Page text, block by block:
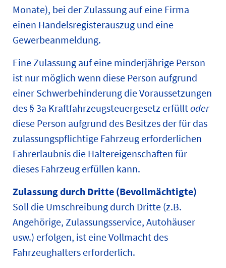
Monate), bei der Zulassung auf eine Firma
einen Handelsregisterauszug und eine
Gewerbeanmeldung.
Eine Zulassung auf eine minderjährige Person
ist nur möglich wenn diese Person aufgrund
einer Schwerbehinderung die Voraussetzungen
des § 3a Kraftfahrzeugsteuergesetz erfülltoder
diese Person aufgrund des Besitzes der für das
zulassungspflichtige Fahrzeug erforderlichen
Fahrerlaubnis die Haltereigenschaften für
dieses Fahrzeug erfüllen kann.
Zulassung durch Dritte (Bevollmächtigte)
Soll die Umschreibung durch Dritte (z.B.
Angehörige, Zulassungsservice, Autohäuser
usw.) erfolgen, ist eine Vollmacht des
Fahrzeughalters erforderlich.